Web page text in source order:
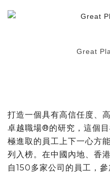
Great
打造一個具有高信任度、
卓越職場®的研究，這個
極進取的員工上下一心方
列入榜。在中國內地、香
自150多家公司的員工，